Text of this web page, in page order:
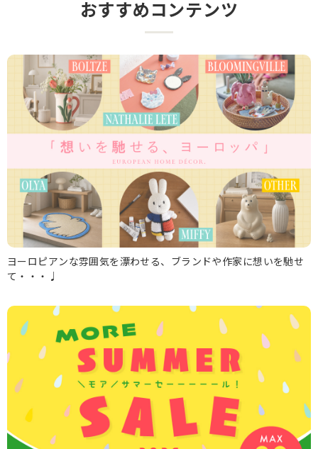
おすすめコンテンツ
ヨーロピアンな雰囲気を漂わせる、ブランドや作家に想いを馳せ
て・・・♩